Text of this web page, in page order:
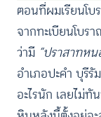
ตอนที่ผมเรียนโบ
จากทะเบียนโบร
ว่ามี “ปราสาทหน
อำเภอปะคำ บุรี
อะไรนัก เลยไม่